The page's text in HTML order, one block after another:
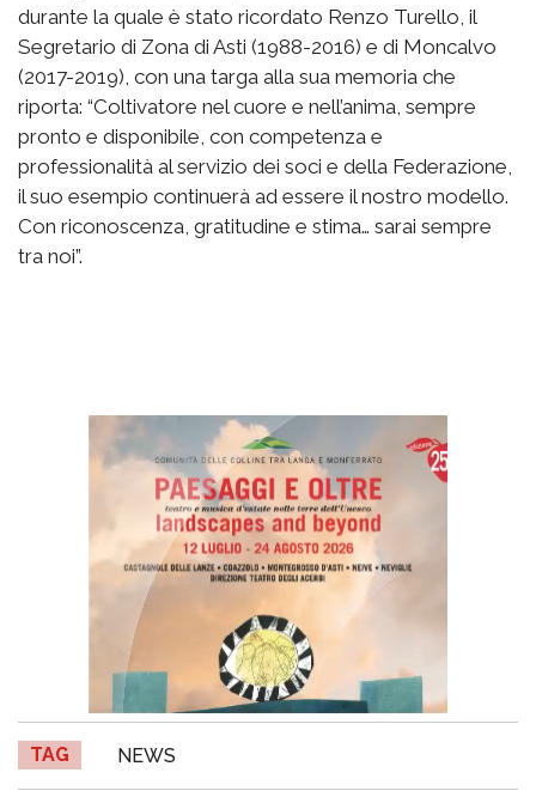
durante la quale è stato ricordato Renzo Turello, il
Segretario di Zona di Asti (1988-2016) e di Moncalvo
(2017-2019), con una targa alla sua memoria che
riporta: “Coltivatore nel cuore e nell’anima, sempre
pronto e disponibile, con competenza e
professionalità al servizio dei soci e della Federazione,
il suo esempio continuerà ad essere il nostro modello.
Con riconoscenza, gratitudine e stima… sarai sempre
tra noi”.
TAG NEWS